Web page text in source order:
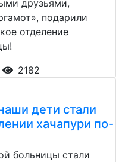
друзьями,
подарили
отделение
2182
дети стали
хачапури по-
больницы стали